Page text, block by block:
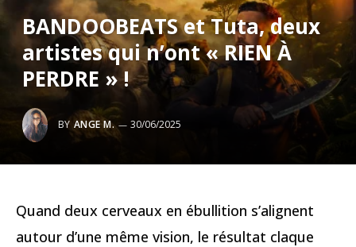
BANDOOBEATS et Tuta, deux
artistes qui n’ont « RIEN À
PERDRE » !
BY ANGE M. 30/06/2025
Quand deux cerveaux en ébullition s’alignent
autour d’une même vision, le résultat claque